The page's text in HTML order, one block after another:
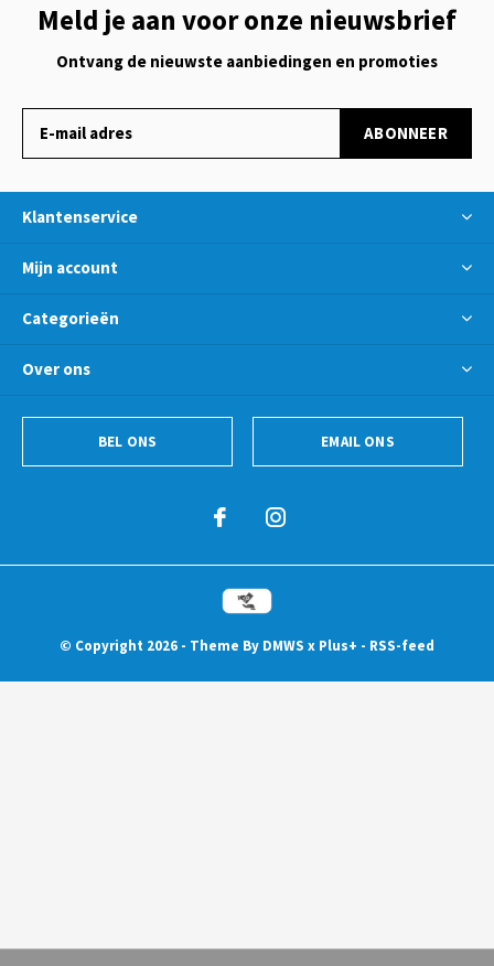
Meld je aan voor onze nieuwsbrief
Ontvang de nieuwste aanbiedingen en promoties
ABONNEER
Klantenservice
Mijn account
Categorieën
Over ons
BEL ONS EMAIL ONS
© Copyright 2026 - Theme By DMWS x Plus+ - RSS-feed